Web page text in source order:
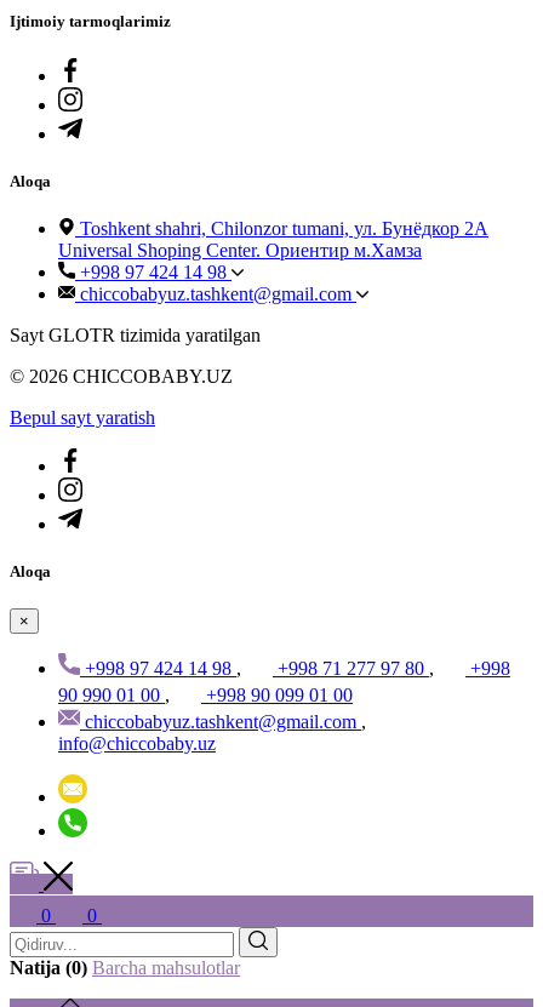
Ijtimoiy tarmoqlarimiz
Aloqa
Toshkent shahri, Chilonzor tumani, ул. Бунёдкор 2А
Universal Shoping Center. Ориентир м.Хамза
+998 97 424 14 98
chiccobabyuz.tashkent@gmail.com
Sayt GLOTR tizimida yaratilgan
© 2026 CHICCOBABY.UZ
Bepul sayt yaratish
Aloqa
×
+998 97 424 14 98 , +998 71 277 97 80 ,
+998
90 990 01 00 ,
+998 90 099 01 00
chiccobabyuz.tashkent@gmail.com ,
info@chiccobaby.uz
0 0
Natija (0) Barcha mahsulotlar